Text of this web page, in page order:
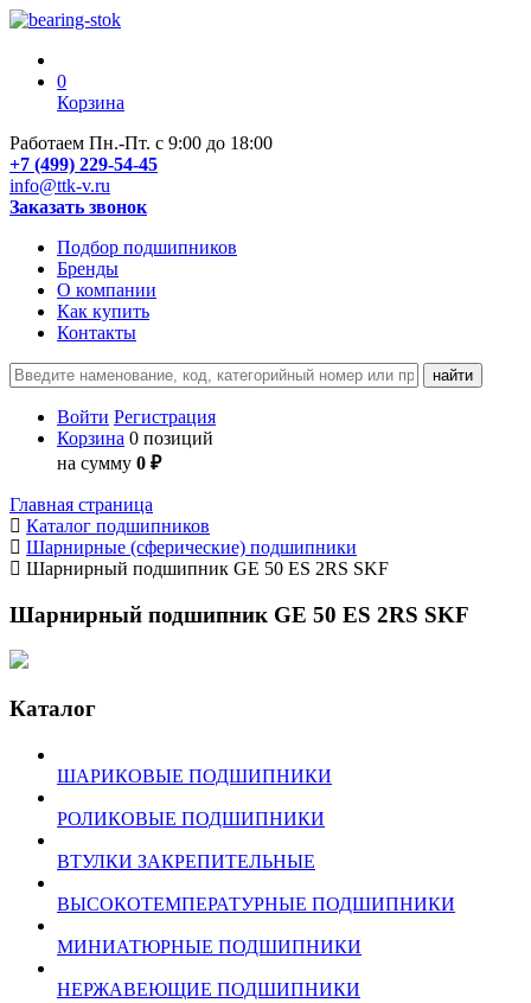
0
Корзина
Работаем Пн.-Пт. с 9:00 до 18:00
+7 (499) 229-54-45
info@ttk-v.ru
Заказать звонок
Подбор подшипников
Бренды
О компании
Как купить
Контакты
Войти Регистрация
Корзина 0 позиций
на сумму 0 ₽
Главная страница
Каталог подшипников
Шарнирные (сферические) подшипники
Шарнирный подшипник GE 50 ES 2RS SKF
Шарнирный подшипник GE 50 ES 2RS SKF
Каталог
ШАРИКОВЫЕ ПОДШИПНИКИ
РОЛИКОВЫЕ ПОДШИПНИКИ
ВТУЛКИ ЗАКРЕПИТЕЛЬНЫЕ
ВЫСОКОТЕМПЕРАТУРНЫЕ ПОДШИПНИКИ
МИНИАТЮРНЫЕ ПОДШИПНИКИ
НЕРЖАВЕЮЩИЕ ПОДШИПНИКИ